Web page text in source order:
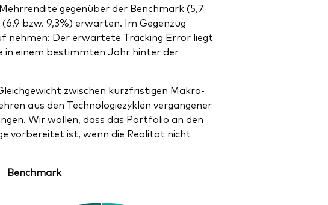
gegenüber der Benchmark (5,7
bzw. 9,3%) erwarten. Im Gegenzug
nehmen: Der erwartete Tracking Error liegt
in einem bestimmten Jahr hinter der
zwischen kurzfristigen Makro-
aus den Technologiezyklen vergangener
Wir wollen, dass das Portfolio an den
vorbereitet ist, wenn die Realität nicht